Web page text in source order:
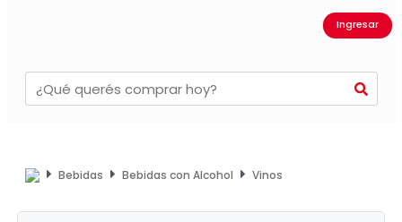
Ingresar
Bebidas Bebidas con Alcohol Vinos